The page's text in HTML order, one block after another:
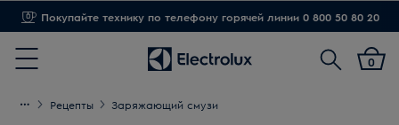
Доставка от 1,20 грн
Menu
Поиск 0
Рецепты Заряжающий смузи